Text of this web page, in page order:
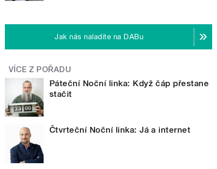
Jak nás naladíte na DABu
VÍCE Z POŘADU
Páteční Noční linka: Když čáp přestane
stačit
Čtvrteční Noční linka: Já a internet